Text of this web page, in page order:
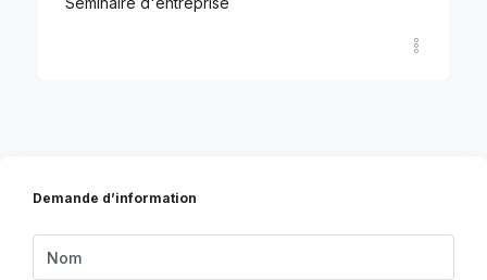
Demande d’information